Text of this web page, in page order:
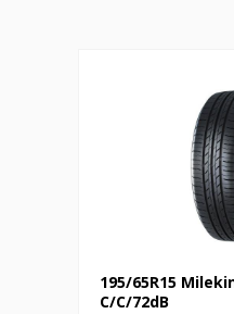
195/65R15
C/C/72dB